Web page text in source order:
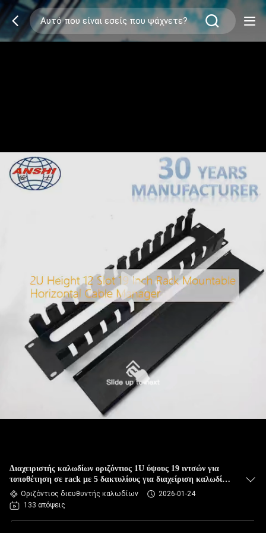
Διαχειριστής καλωδίων οριζόντιος 1U ύψους 19 ιντσών για
τοποθέτηση σε rack με 5 δακτυλίους για διαχείριση καλωδίων
δικτύου
Οριζόντιος διευθυντής καλωδίων
2026-01-24
133 απόψεις